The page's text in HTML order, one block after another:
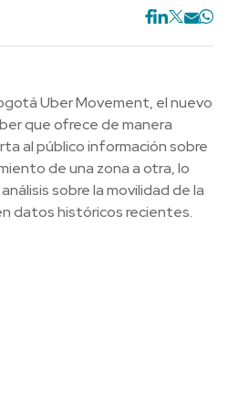
Uber Movement, el nuevo
que ofrece de manera
al público información sobre
de una zona a otra, lo
sobre la movilidad de la
datos históricos recientes.